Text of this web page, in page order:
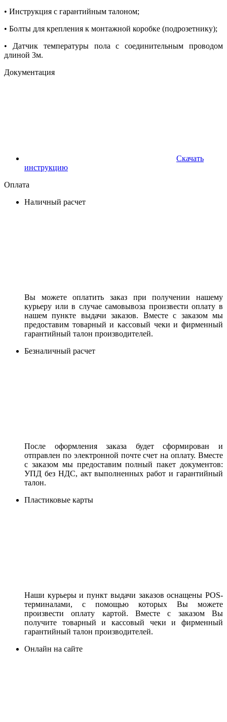
• Инструкция с гарантийным талоном;
• Болты для крепления к монтажной коробке (подрозетнику);
• Датчик температуры пола с соединительным проводом
длиной 3м.
Документация
Скачать
инструкцию
Оплата
Наличный расчет
Вы можете оплатить заказ при получении нашему
курьеру или в случае самовывоза произвести оплату в
нашем пункте выдачи заказов. Вместе с заказом мы
предоставим товарный и кассовый чеки и фирменный
гарантийный талон производителей.
Безналичный расчет
После оформления заказа будет сформирован и
отправлен по электронной почте счет на оплату. Вместе
с заказом мы предоставим полный пакет документов:
УПД без НДС, акт выполненных работ и гарантийный
талон.
Пластиковые карты
Наши курьеры и пункт выдачи заказов оснащены POS-
терминалами, с помощью которых Вы можете
произвести оплату картой. Вместе с заказом Вы
получите товарный и кассовый чеки и фирменный
гарантийный талон производителей.
Онлайн на сайте